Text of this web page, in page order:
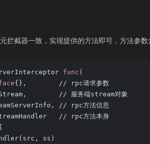
拦截器一致，实现提供的方法即可，方法参数
func (
{},        // rpc请求参数
// 服务端stream对象
// rpc方法信息
// rpc方法本身
ss)